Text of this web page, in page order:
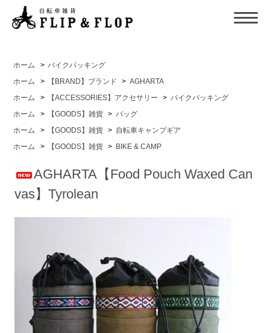
ホーム > バイクパッキング
ホーム
> 【BRAND】ブランド > AGHARTA
ホーム
> 【ACCESSORIES】アクセサリー > バイクパッキング
ホーム
> 【GOODS】雑貨 > バッグ
ホーム
> 【GOODS】雑貨 > 自転車キャンプギア
ホーム
> 【GOODS】雑貨 > BIKE & CAMP
AGHARTA【Food Pouch Waxed Can
vas】Tyrolean